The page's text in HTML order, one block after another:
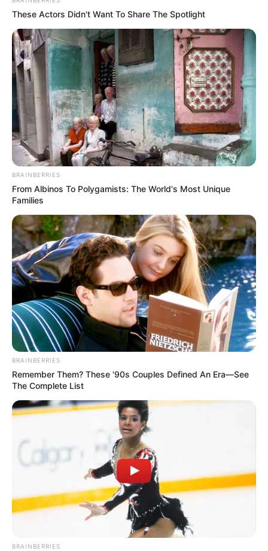
These Actors Didn't Want To Share The Spotlight
BRAINBERRIES
From Albinos To Polygamists: The World's Most Unique
Families
BRAINBERRIES
Remember Them? These '90s Couples Defined An Era—See
The Complete List
BRAINBERRIES